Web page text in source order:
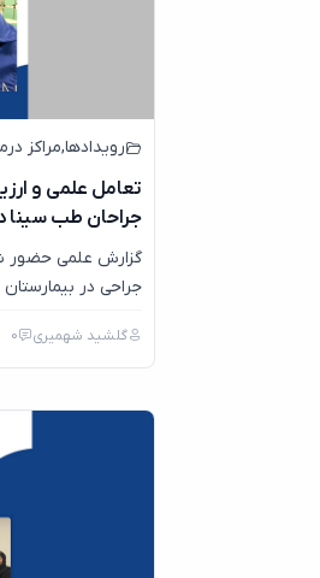
رویدادها,مراکز
تعامل علمی و
جراحان طب سینا
گزارش علمی حضور
جراحی در بیمارستان
گلشید شهمیری 0